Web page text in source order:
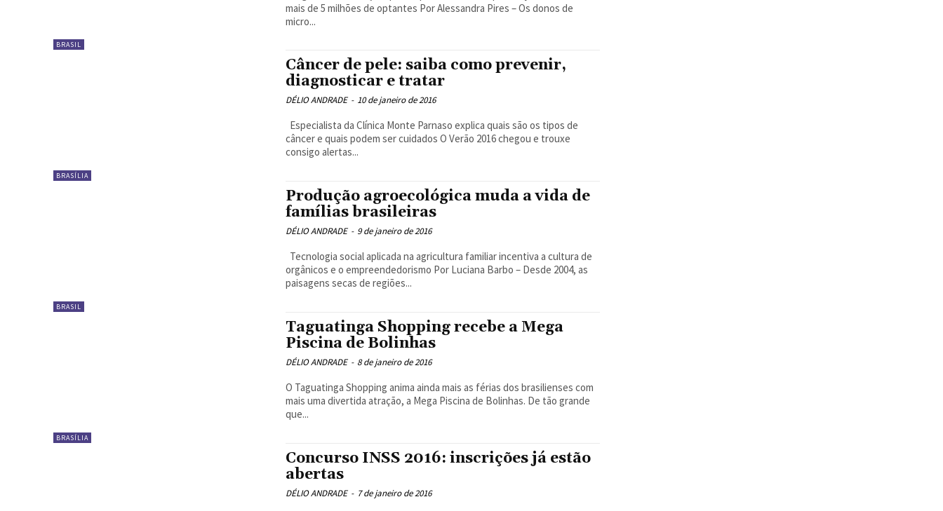
BRASIL
mais de 5 milhões de optantes Por Alessandra Pires – Os donos de
micro...
BRASÍLIA
Câncer de pele: saiba como prevenir,
diagnosticar e tratar
DÉLIO ANDRADE - 10 de janeiro de 2016
câncer e quais podem ser cuidados O Verão 2016 chegou e trouxe
consigo alertas...
BRASIL
Produção agroecológica muda a vida de
famílias brasileiras
DÉLIO ANDRADE - 9 de janeiro de 2016
orgânicos e o empreendedorismo Por Luciana Barbo – Desde 2004, as
paisagens secas de regiões...
BRASÍLIA
Taguatinga Shopping recebe a Mega
Piscina de Bolinhas
DÉLIO ANDRADE - 8 de janeiro de 2016
O Taguatinga Shopping anima ainda mais as férias dos brasilienses com
mais uma divertida atração, a Mega Piscina de Bolinhas. De tão grande
que...
Concurso INSS 2016: inscrições já estão
abertas
DÉLIO ANDRADE - 7 de janeiro de 2016